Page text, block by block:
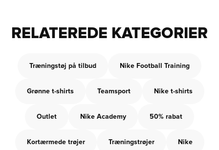
RELATEREDE KATEGORIER
Træningstøj på tilbud Nike Football Training
Grønne t-shirts Teamsport Nike t-shirts
Outlet Nike Academy 50% rabat
Kortærmede trøjer Træningstrøjer Nike